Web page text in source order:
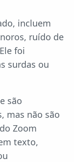
incluem
ruído de
foi
surdas ou
são
mas não são
Zoom
texto,